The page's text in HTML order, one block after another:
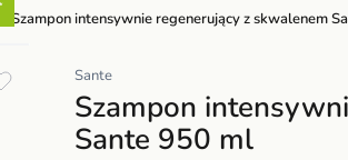
Szampon intensywnie regenerujący z skwalenem
Sante
Szampon
Sante 950 ml